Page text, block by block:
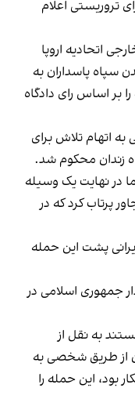
تروریستی اعلام
اتحادیه اروپا
سپاه پاسداران به
را بر اساس رای دادگاه
به اتهام تلاش برای
در نهایت یک وسیله
پرتاب کرد که در
پشت این حمله
جمهوری اسلامی در
به نقل از
از طریق شخصی به
بود، این حمله را